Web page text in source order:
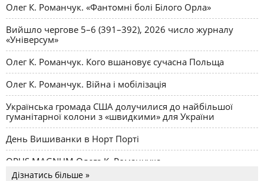
Олег К. Романчук. «Фантомні болі Білого Орла»
Вийшло чергове 5–6 (391–392), 2026 число журналу
«Універсум»
Олег К. Романчук. Кого вшановує сучасна Польща
Олег К. Романчук. Війна і мобілізація
Українська громада США долучилися до найбільшої
гуманітарної колони з «швидкими» для України
День Вишиванки в Норт Порті
OPUS MAGNUM Олега К. Романчука
Дізнатись більше »